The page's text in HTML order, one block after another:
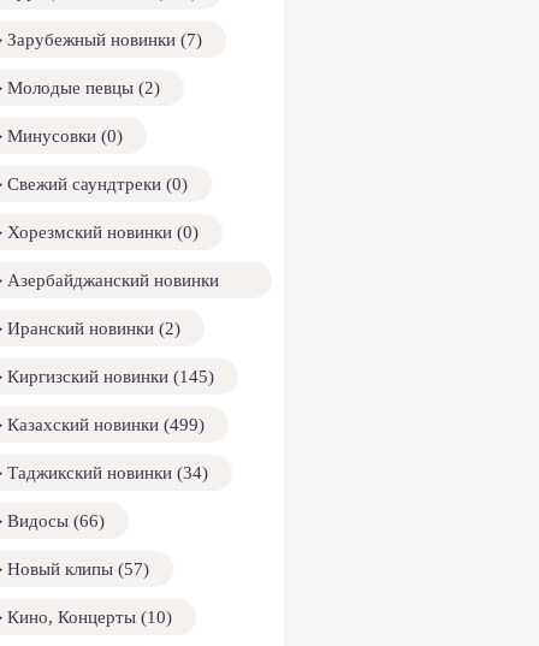
Зарубежный новинки (7)
Молодые певцы (2)
Минусовки (0)
Свежий саундтреки (0)
Хорезмский новинки (0)
Азербайджанский новинки
Иранский новинки (2)
Киргизский новинки (145)
Казахский новинки (499)
Таджикский новинки (34)
Видосы (66)
Новый клипы (57)
Кино, Концерты (10)